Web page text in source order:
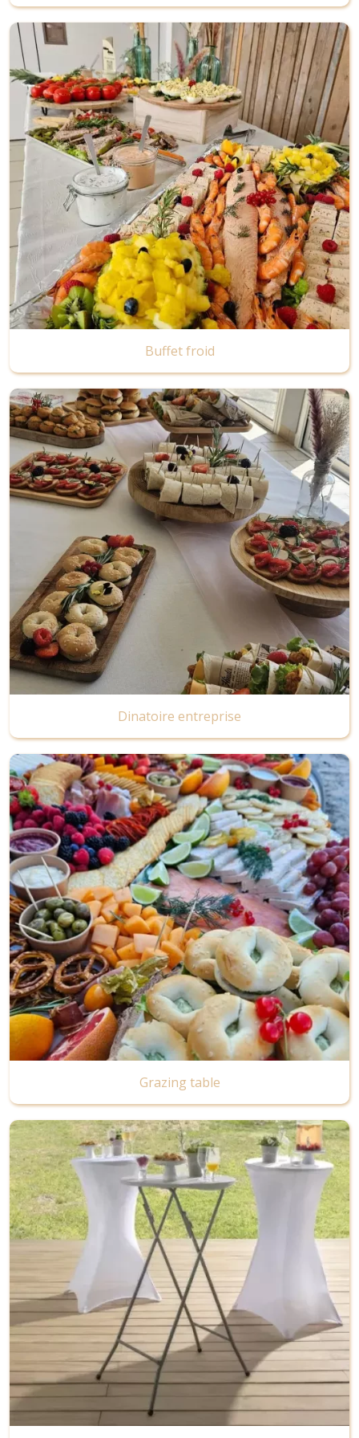
Image
Buffet froid
Image
Dinatoire entreprise
Image
Grazing table
Image